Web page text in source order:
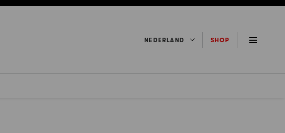
NEDERLAND SHOP